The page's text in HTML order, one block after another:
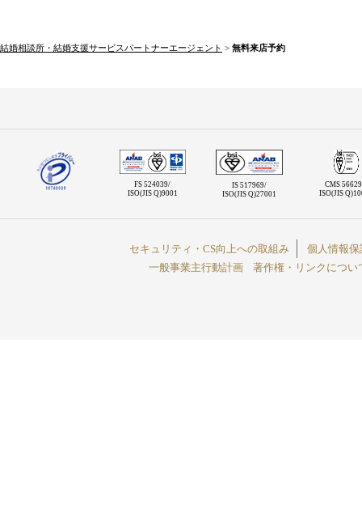
結婚相談所・結婚支援サービスパートナーエージェント > 無料来店予約
FS 524039/
ISO(JIS Q)9001
IS 517969/
ISO(JIS Q)27001
CMS
ISO(JIS
セキュリティ・CS向上への取組み
個人情報保
一般事業主行動計画
著作権・リンクについ